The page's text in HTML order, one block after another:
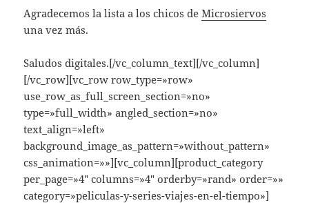
Agradecemos la lista a los chicos deMicrosiervos
una vez más.
Saludos digitales.[/vc_column_text][/vc_column]
[/vc_row][vc_row row_type=»row»
use_row_as_full_screen_section=»no»
type=»full_width» angled_section=»no»
text_align=»left»
background_image_as_pattern=»without_pattern»
css_animation=»»][vc_column][product_category
per_page=»4″ columns=»4″ orderby=»rand» order=»»
category=»peliculas-y-series-viajes-en-el-tiempo»]